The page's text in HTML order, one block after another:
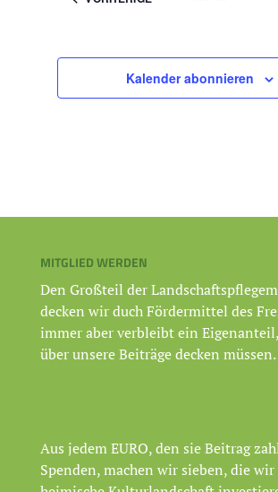
Kalender abonnieren
MITGLIED WERDEN
Den Großteil der
decken wir duch Fördermittel des
immer aber verbleibt ein
über unsere Beiträge decken müssen.
Aus jedem EURO, den sie Beitrag
Spenden, machen wir sieben, die